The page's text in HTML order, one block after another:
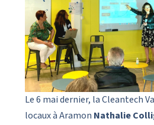
Le 6 mai dernier, la Cleantech
locaux à Aramon Nathalie